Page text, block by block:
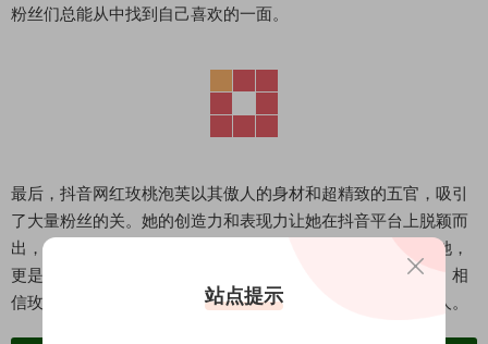
粉丝们总能从中找到自己喜欢的一面。
最后，抖音网红玫桃泡芙以其傲人的身材和超精致的五官，吸引
了大量粉丝的关。她的创造力和表现力让她在抖音平台上脱颖而
出，成为了无数人心目中的女神。微密圈资源图包中展示的她，
更是让人们享受到了更多美的感受。随着抖音台的不断发展，相
信玫桃泡芙将继续创造更多精彩，并将她的魅力传递给更多人。
站点提示